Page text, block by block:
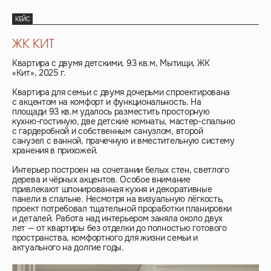
КЕЙС
ЖК КИТ
Квартира с двумя детскими, 93 кв.м, Мытищи, ЖК
«Кит», 2025 г.
Квартира для семьи с двумя дочерьми спроектирована
с акцентом на комфорт и функциональность. На
площади 93 кв.м удалось разместить просторную
кухню-гостиную, две детские комнаты, мастер-спальню
с гардеробной и собственным санузлом, второй
санузел с ванной, прачечную и вместительную систему
хранения в прихожей.
Интерьер построен на сочетании белых стен, светлого
дерева и чёрных акцентов. Особое внимание
привлекают шпонированная кухня и декоративные
панели в спальне. Несмотря на визуальную лёгкость,
проект потребовал тщательной проработки планировки
и деталей. Работа над интерьером заняла около двух
лет — от квартиры без отделки до полностью готового
пространства, комфортного для жизни семьи и
актуального на долгие годы.